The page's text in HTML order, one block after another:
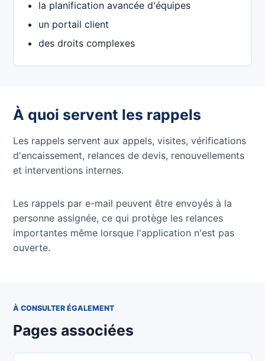
la planification avancée d'équipes
un portail client
des droits complexes
À quoi servent les rappels
Les rappels servent aux appels, visites, vérifications
d'encaissement, relances de devis, renouvellements
et interventions internes.
Les rappels par e-mail peuvent être envoyés à la
personne assignée, ce qui protège les relances
importantes même lorsque l'application n'est pas
ouverte.
À CONSULTER ÉGALEMENT
Pages associées